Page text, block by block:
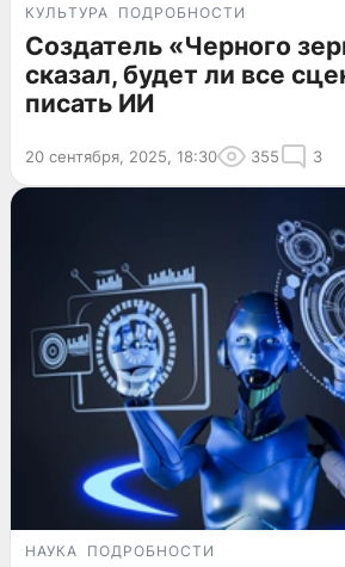
КУЛЬТУРА ПОДРОБНОСТИ
Создатель «Черного
сказал, будет ли все
писать ИИ
20 сентября, 2025, 18:30 355 3
НАУКА ПОДРОБНОСТИ